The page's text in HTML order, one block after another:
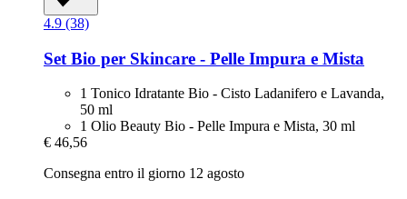
4.9 (38)
Set Bio per Skincare -​ Pelle Impura e Mista
1 Tonico Idratante Bio - Cisto Ladanifero e Lavanda,
50 ml
1 Olio Beauty Bio - Pelle Impura e Mista, 30 ml
€ 46,56
Consegna entro il giorno 12 agosto